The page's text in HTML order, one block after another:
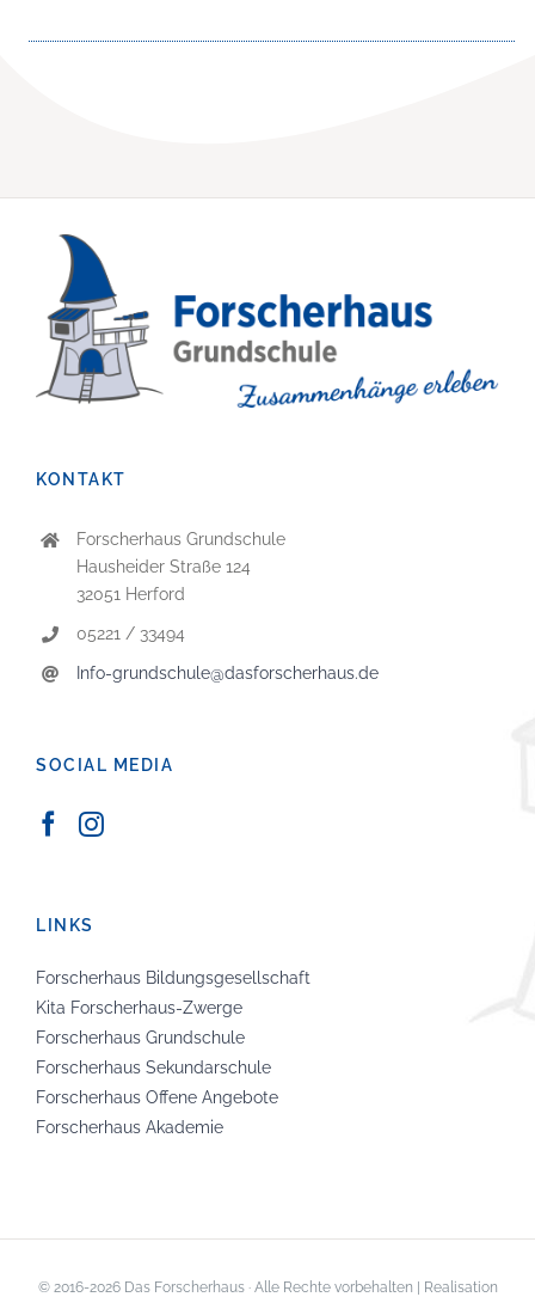
KONTAKT
Forscherhaus Grundschule
Hausheider Straße 124
32051 Herford
05221 / 33494
Info-grundschule@dasforscherhaus.de
SOCIAL MEDIA
LINKS
Forscherhaus Bildungsgesellschaft
Kita Forscherhaus-Zwerge
Forscherhaus Grundschule
Forscherhaus Sekundarschule
Forscherhaus Offene Angebote
Forscherhaus Akademie
© 2016-2026 Das Forscherhaus · Alle Rechte vorbehalten | Realisation